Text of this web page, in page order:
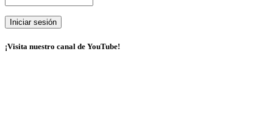
¡Visita nuestro canal de YouTube!